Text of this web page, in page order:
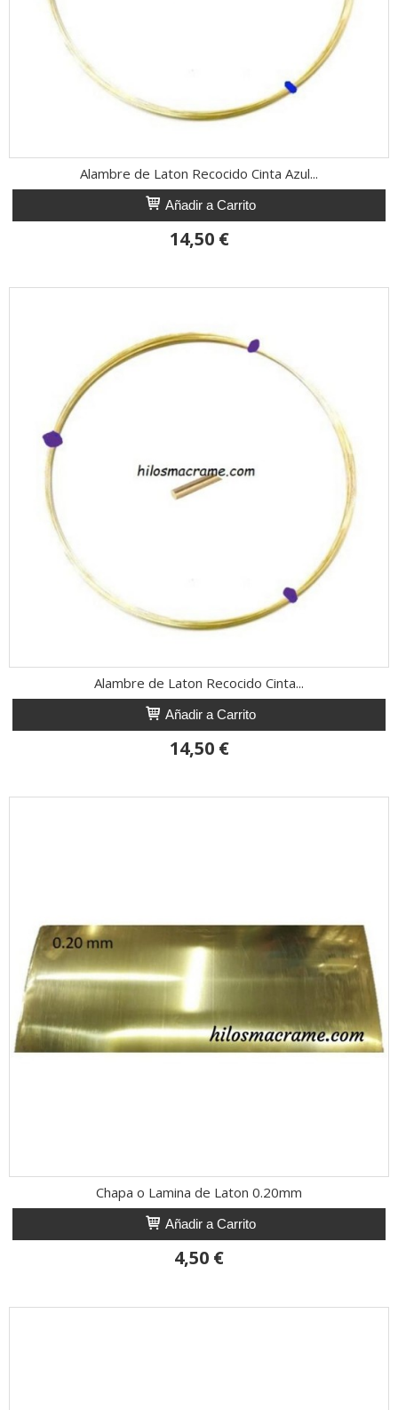
Alambre de Laton Recocido Cinta Azul...
Añadir a Carrito
14,50 €
Alambre de Laton Recocido Cinta...
Añadir a Carrito
14,50 €
Chapa o Lamina de Laton 0.20mm
Añadir a Carrito
4,50 €